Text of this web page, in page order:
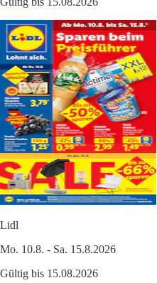
Lidl
Mo. 10.8. - Sa. 15.8.2026
Gültig bis 15.08.2026